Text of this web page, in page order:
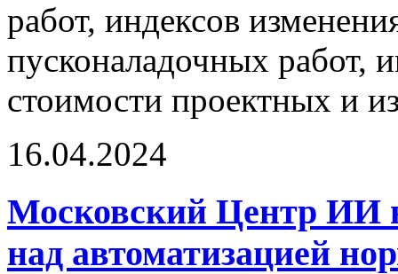
работ, индексов
пусконаладочных работ,
стоимости проектных и
16.04.2024
Московский Центр ИИ в
над автоматизацией